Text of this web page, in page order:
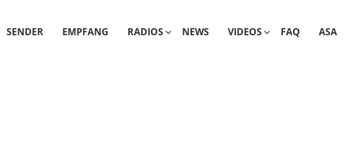
SENDER EMPFANG RADIOS NEWS VIDEOS FAQ ASA